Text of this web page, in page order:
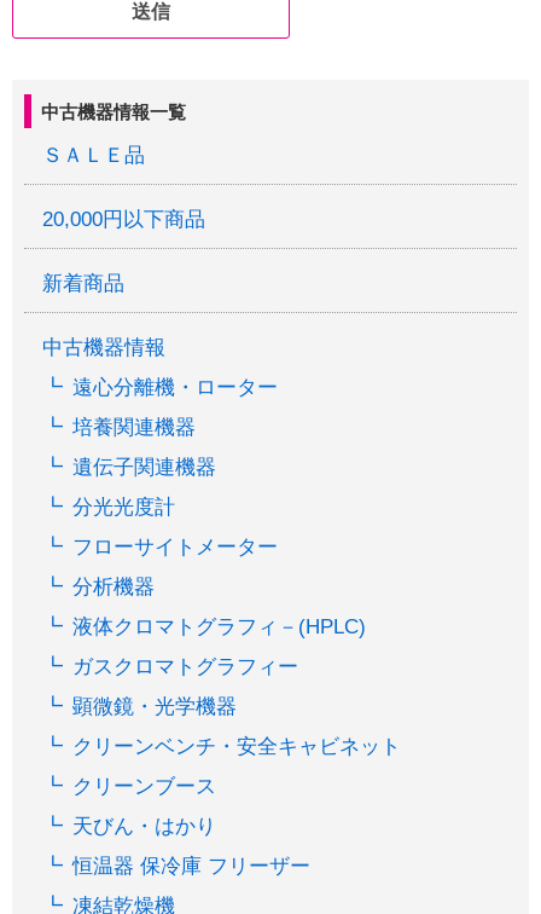
中古機器情報一覧
ＳＡＬＥ品
20,000円以下商品
新着商品
中古機器情報
遠心分離機・ローター
培養関連機器
遺伝子関連機器
分光光度計
フローサイトメーター
分析機器
液体クロマトグラフィ－(HPLC)
ガスクロマトグラフィー
顕微鏡・光学機器
クリーンベンチ・安全キャビネット
クリーンブース
天びん・はかり
恒温器 保冷庫 フリーザー
凍結乾燥機